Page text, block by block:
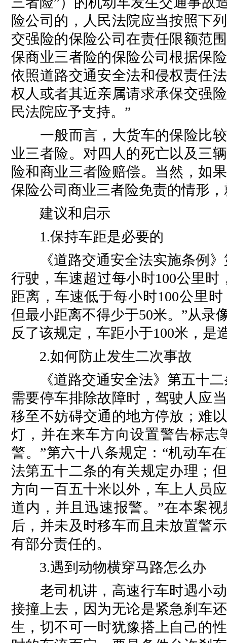
险公司的，人民法院应当按照下
交强险的保险公司在责任限额范
保商业三者险的保险公司根据保
依照道路交通安全法和侵权责任
权人或者其近亲属请求承保交强
民法院应予支持。”
一般而言，大货车的保险比较
业三者险。对四人的死亡以及三
险和商业三者险赔偿。当然，如
保险公司商业三者险免责的情形
建议和启示
1.保持车距是必要的
《道路交通安全法实施条例》
行驶，车速超过每小时100公里
距离，车速低于每小时100公里
但最小距离不得少于50米。”从录
反了该规定，车距小于100米，是
2.如何防止发生二次事故
《道路交通安全法》第五十二
需要停车排除故障时，驾驶人应
移至不妨碍交通的地方停放；难
灯，并在来车方向设置警告标
警。”第六十八条规定：“机动车
法第五十二条的有关规定办理；
方向一百五十米以外，车上人员
道内，并且迅速报警。”在本案
后，并未及时移车而且未放置警
有部分责任的。
3.遇到动物横穿马路怎么办
老司机讲，高速行车时遇小动
接撞上去，因为无论是紧急刹车
生，切不可一时犹豫搭上自己的